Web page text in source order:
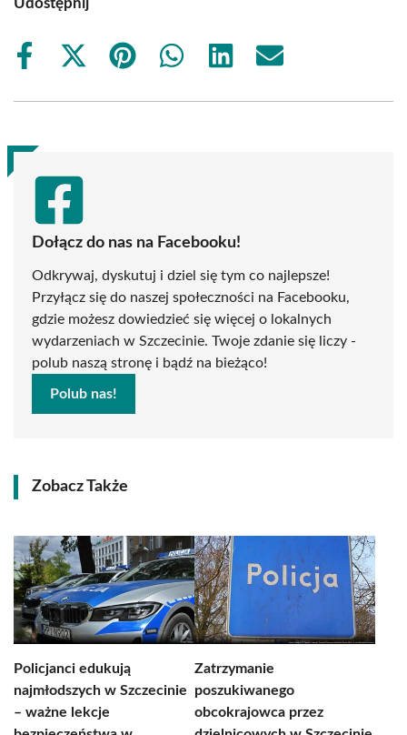
Udostępnij
Share
Share
(Twitter)
Share
Share
Share
Share
Dołącz do nas na Facebooku!
Odkrywaj, dyskutuj i dziel się tym co najlepsze!
Przyłącz się do naszej społeczności na Facebooku,
gdzie możesz dowiedzieć się więcej o lokalnych
wydarzeniach w Szczecinie. Twoje zdanie się liczy -
polub naszą stronę i bądź na bieżąco!
Polub nas!
Zobacz Także
Policjanci edukują
najmłodszych w Szczecinie
– ważne lekcje
Zatrzymanie
poszukiwanego
obcokrajowca przez